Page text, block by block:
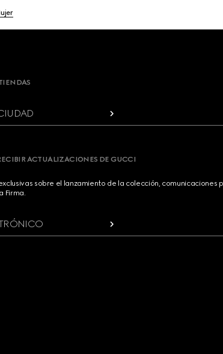
ACTUALIZACIONES DE GUCCI
sobre el lanzamiento de la colección, comunicaciones
Firma.